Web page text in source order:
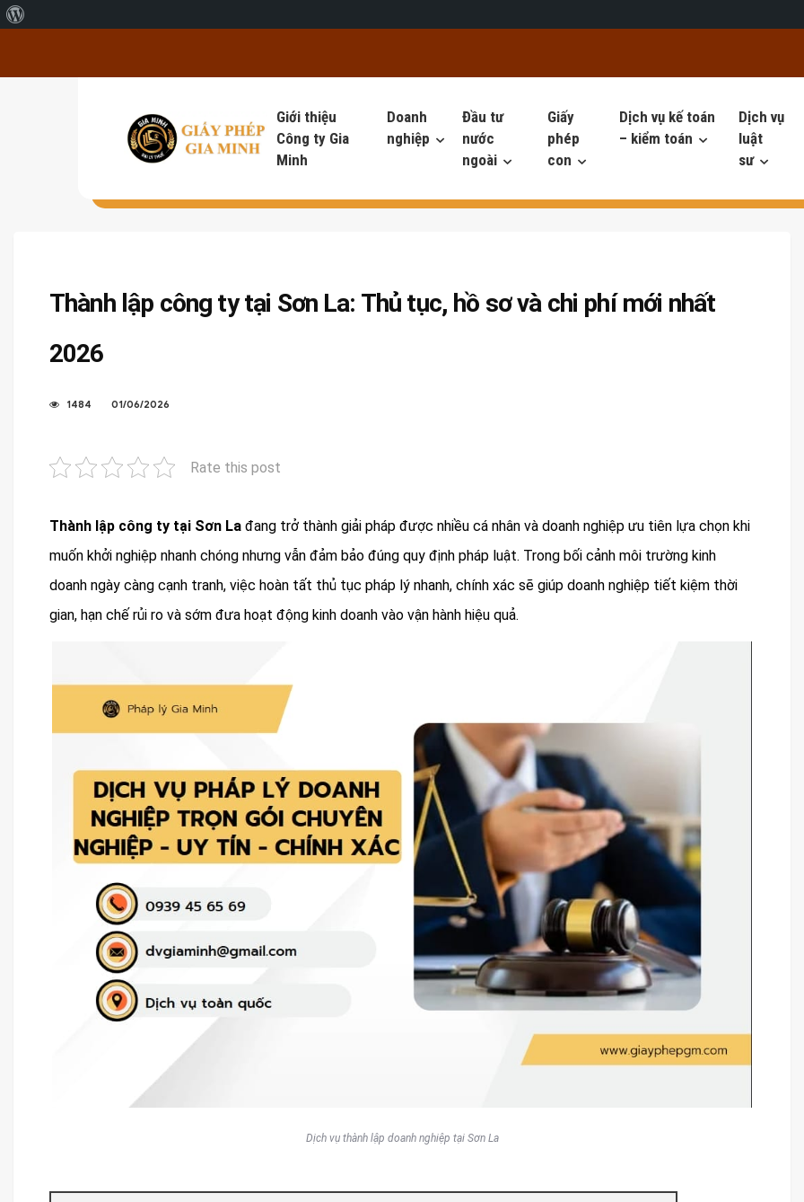
Giới thiệu
Công ty Gia
Minh
Doanh
nghiệp
Đầu tư
nước
ngoài
Giấy
phép
con
Dịch vụ kế toán
– kiểm toán
Dịch vụ
luật
sư
Thành lập công ty tại Sơn La: Thủ tục, hồ sơ và chi phí mới nhất
2026
1484 01/06/2026
Rate this post
Thành lập công ty tại Sơn La đang trở thành giải pháp được nhiều cá nhân và doanh nghiệp ưu tiên lựa chọn khi
muốn khởi nghiệp nhanh chóng nhưng vẫn đảm bảo đúng quy định pháp luật. Trong bối cảnh môi trường kinh
doanh ngày càng cạnh tranh, việc hoàn tất thủ tục pháp lý nhanh, chính xác sẽ giúp doanh nghiệp tiết kiệm thời
gian, hạn chế rủi ro và sớm đưa hoạt động kinh doanh vào vận hành hiệu quả.
Dịch vụ thành lập doanh nghiệp tại Sơn La